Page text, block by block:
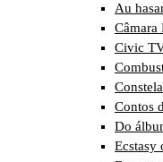
Au
Câmara
Civic
Contos
Do
Ecstasy